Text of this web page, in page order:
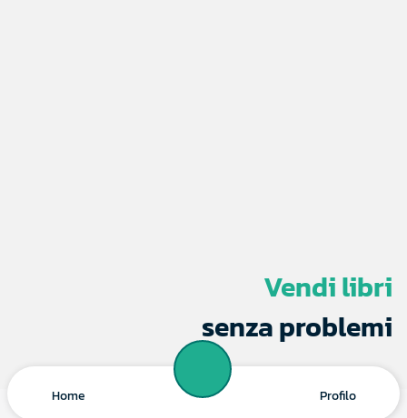
Vendi libri
senza problemi
Home Profilo